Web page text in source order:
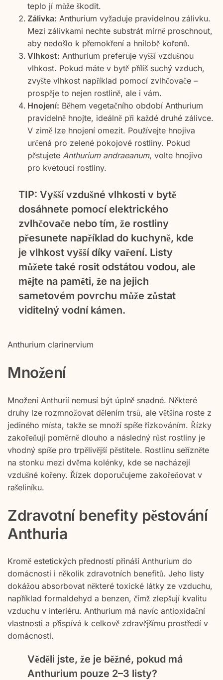
teplo jí může škodit.
Zálivka: Anthurium vyžaduje pravidelnou zálivku.
Mezi zálivkami nechte substrát mírně proschnout,
aby nedošlo k přemokření a hnilobě kořenů.
Vlhkost: Anthurium preferuje vyšší vzdušnou
vlhkost. Pokud máte v bytě příliš suchý vzduch,
zvyšte vlhkost například pomocí zvlhčovače –
prospěje to nejen rostlině, ale i vám.
Hnojení: Během vegetačního období Anthurium
pravidelně hnojte, ideálně při každé druhé zálivce.
V zimě lze hnojení omezit. Používejte hnojiva
určená pro zelené pokojové rostliny. Pokud
pěstujete Anthurium andraeanum, volte hnojivo
pro kvetoucí rostliny.
TIP: Vyšší vzdušné vlhkosti v bytě
dosáhnete pomocí elektrického
zvlhčovače nebo tím, že rostliny
přesunete například do kuchyně, kde
je vlhkost vyšší díky vaření. Listy
můžete také rosit odstátou vodou, ale
mějte na paměti, že na jejich
sametovém povrchu může zůstat
viditelný vodní kámen.
Anthurium clarinervium
Množení
Množení Anthurií nemusí být úplně snadné. Některé
druhy lze rozmnožovat dělením trsů, ale většina roste z
jediného místa, takže se množí spíše řízkováním. Řízky
zakořeňují poměrně dlouho a následný růst rostliny je
vhodný spíše pro trpělivější pěstitele. Rostlinu seřízněte
na stonku mezi dvěma kolénky, kde se nacházejí
vzdušné kořeny. Řízek doporučujeme zakořeňovat v
rašeliníku.
Zdravotní benefity pěstování
Anthuria
Kromě estetických předností přináší Anthurium do
domácnosti i několik zdravotních benefitů. Jeho listy
dokážou absorbovat některé toxické látky ze vzduchu,
například formaldehyd a benzen, čímž zlepšují kvalitu
vzduchu v interiéru. Anthurium má navíc antioxidační
vlastnosti a přispívá k celkově zdravějšímu prostředí v
domácnosti.
Věděli jste, že je běžné, pokud má
Anthurium pouze 2–3 listy?